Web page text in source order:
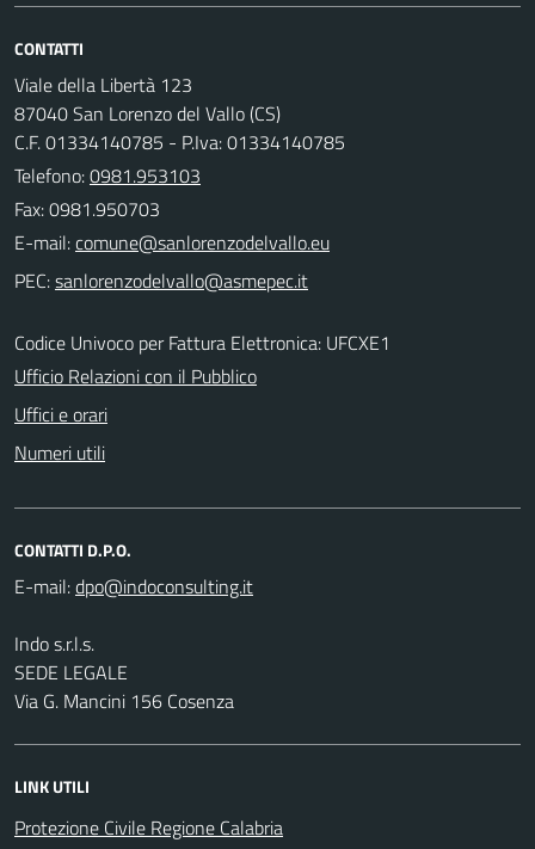
CONTATTI
Viale della Libertà 123
87040 San Lorenzo del Vallo (CS)
C.F. 01334140785 - P.Iva: 01334140785
Telefono:0981.953103
Fax: 0981.950703
E-mail:
PEC:
Codice Univoco per Fattura Elettronica: UFCXE1
Ufficio Relazioni con il Pubblico
Uffici e orari
Numeri utili
CONTATTI D.P.O.
E-mail:
Indo s.r.l.s.
SEDE LEGALE
Via G. Mancini 156 Cosenza
LINK UTILI
Protezione Civile Regione Calabria